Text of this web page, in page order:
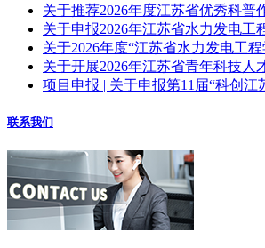
关于推荐2026年度江苏省优秀科普
关于申报2026年江苏省水力发电工
关于2026年度“江苏省水力发电工
关于开展2026年江苏省青年科技
项目申报 | 关于申报第11届“科创
联系我们